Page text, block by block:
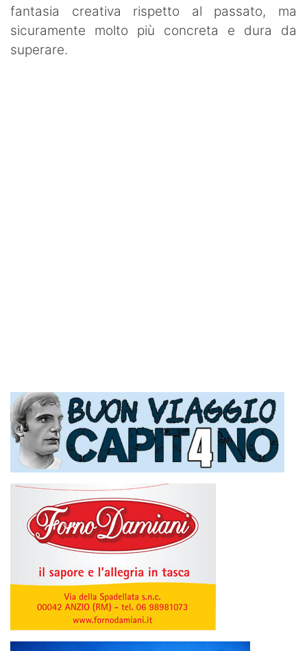
fantasia creativa rispetto al passato, ma
sicuramente molto più concreta e dura da
superare.